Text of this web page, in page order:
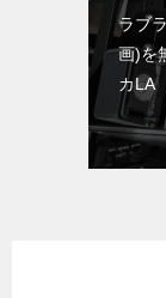
ラブ
画)を
カLA